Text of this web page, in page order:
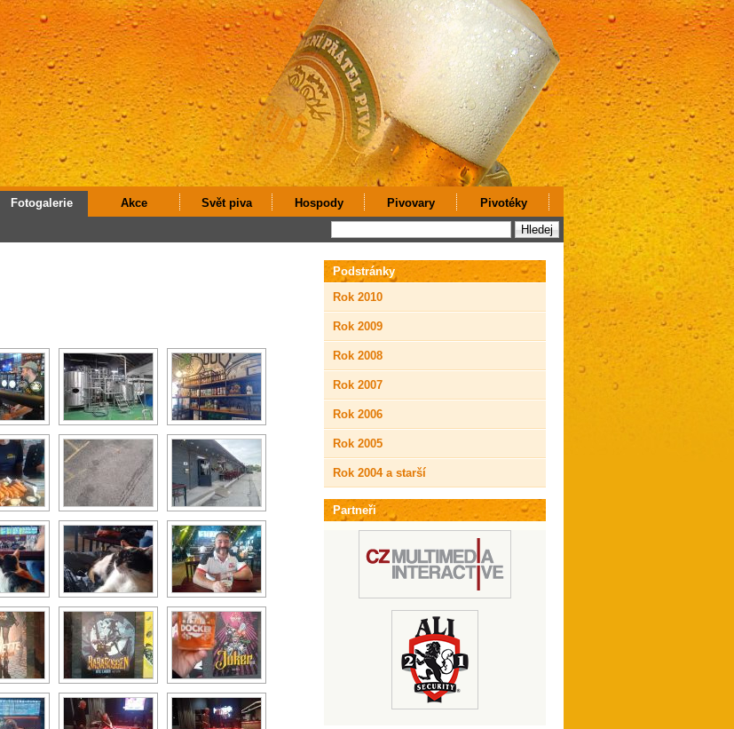
Fotogalerie Akce Svět piva Hospody Pivovary Pivotéky
Podstránky
Rok 2010
Rok 2009
Rok 2008
Rok 2007
Rok 2006
Rok 2005
Rok 2004 a starší
Partneři